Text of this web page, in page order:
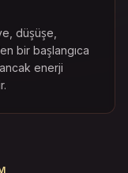
düşüşe,
bir başlangıca
enerji